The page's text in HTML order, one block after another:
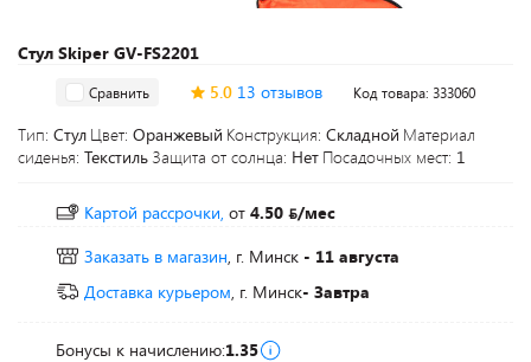
Стул Skiper GV-FS2201
Сравнить 5.0 13 отзывов Код товара: 333060
Тип: Стул Цвет: Оранжевый Конструкция: Складной Материал
сиденья: Текстиль Защита от солнца: Нет Посадочных мест: 1
Картой рассрочки, от 4.50
/мес
Заказать в магазин, г. Минск - 11 августа
Доставка курьером, г. Минск- Завтра
Бонусы к начислению:1.35